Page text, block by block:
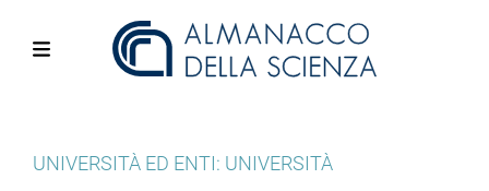
UNIVERSITÀ ED ENTI: UNIVERSITÀ